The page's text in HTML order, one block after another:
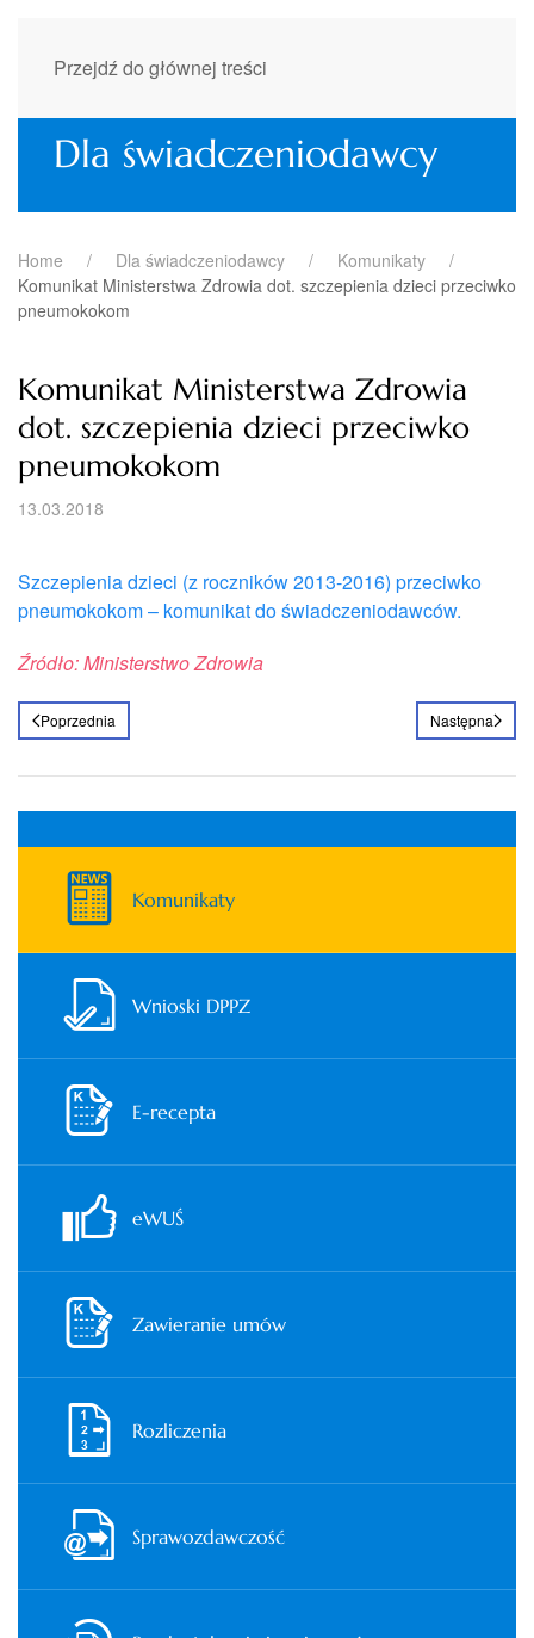
Przejdź do głównej treści
Dla świadczeniodawcy
Home Dla świadczeniodawcy
Komunikaty
Komunikat Ministerstwa Zdrowia dot. szczepienia dzieci przeciwko
pneumokokom
Komunikat Ministerstwa Zdrowia
dot. szczepienia dzieci przeciwko
pneumokokom
13.03.2018
Szczepienia dzieci (z roczników 2013-2016) przeciwko
pneumokokom – komunikat do świadczeniodawców.
Źródło: Ministerstwo Zdrowia
Poprzednia Następna
Komunikaty
Wnioski DPPZ
E-recepta
eWUŚ
Zawieranie umów
Rozliczenia
Sprawozdawczość